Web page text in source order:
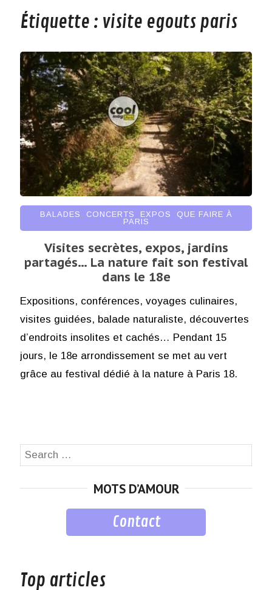
Étiquette : visite egouts paris
BALADES CONCERTS EXPOS
QUE FAIRE À
PARIS
Visites secrètes, expos, jardins
partagés… La nature fait son festival
dans le 18e
Expositions, conférences, voyages culinaires,
visites guidées, balade naturaliste, découvertes
d’endroits insolites et cachés… Pendant 15
jours, le 18e arrondissement se met au vert
grâce au festival dédié à la nature à Paris 18.
Search
MOTS D’AMOUR
Contact
Top articles